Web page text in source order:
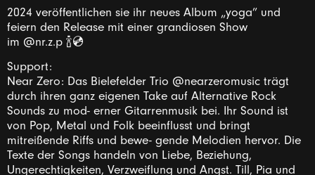
2024 veröffentlichen sie ihr neues Album „yoga” und
feiern den Release mit einer grandiosen Show
im @nr.z.p🍾💿
Support:
Near Zero: Das Bielefelder Trio @nearzeromusicträgt
durch ihren ganz eigenen Take auf Alternative Rock
Sounds zu mod- erner Gitarrenmusik bei. Ihr Sound ist
von Pop, Metal und Folk beeinflusst und bringt
mitreißende Riffs und bewe- gende Melodien hervor. Die
Texte der Songs handeln von Liebe, Beziehung,
Ungerechtigkeiten, Verzweiflung und Angst. Till, Pia und